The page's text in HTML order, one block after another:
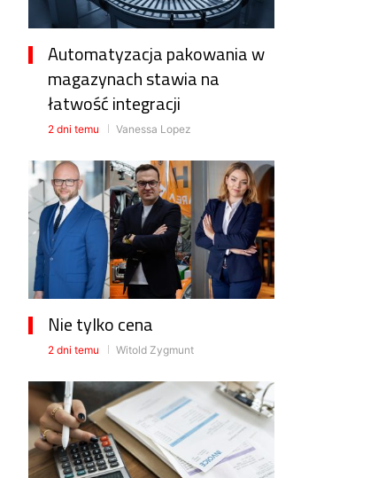
Automatyzacja pakowania w
magazynach stawia na
łatwość integracji
2 dni temu Vanessa Lopez
Nie tylko cena
2 dni temu Witold Zygmunt